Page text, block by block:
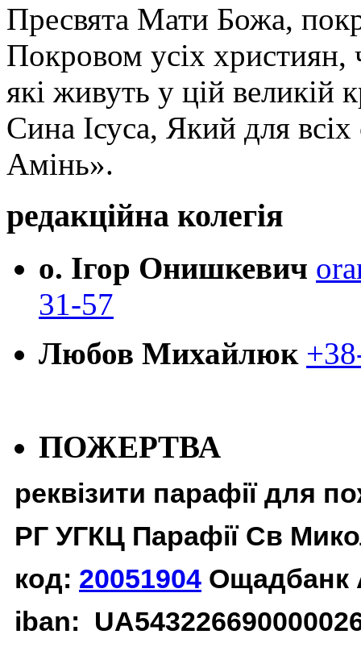
Пресвята Мати Божа,
Покровом усіх християн,
які живуть у цій великій
Сина Ісуса, Який для
Амінь».
редакційна колегія
о. Ігор Онишкевич
31-57
Любов Михайлюк
ПОЖЕРТВА
реквізити парафії для
РГ УГКЦ Парафії Св
код: 20051904 Ощадбанк
iban: